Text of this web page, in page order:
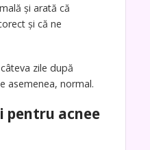
și arată că
și că ne
zile după
asemenea, normal.
pentru acnee